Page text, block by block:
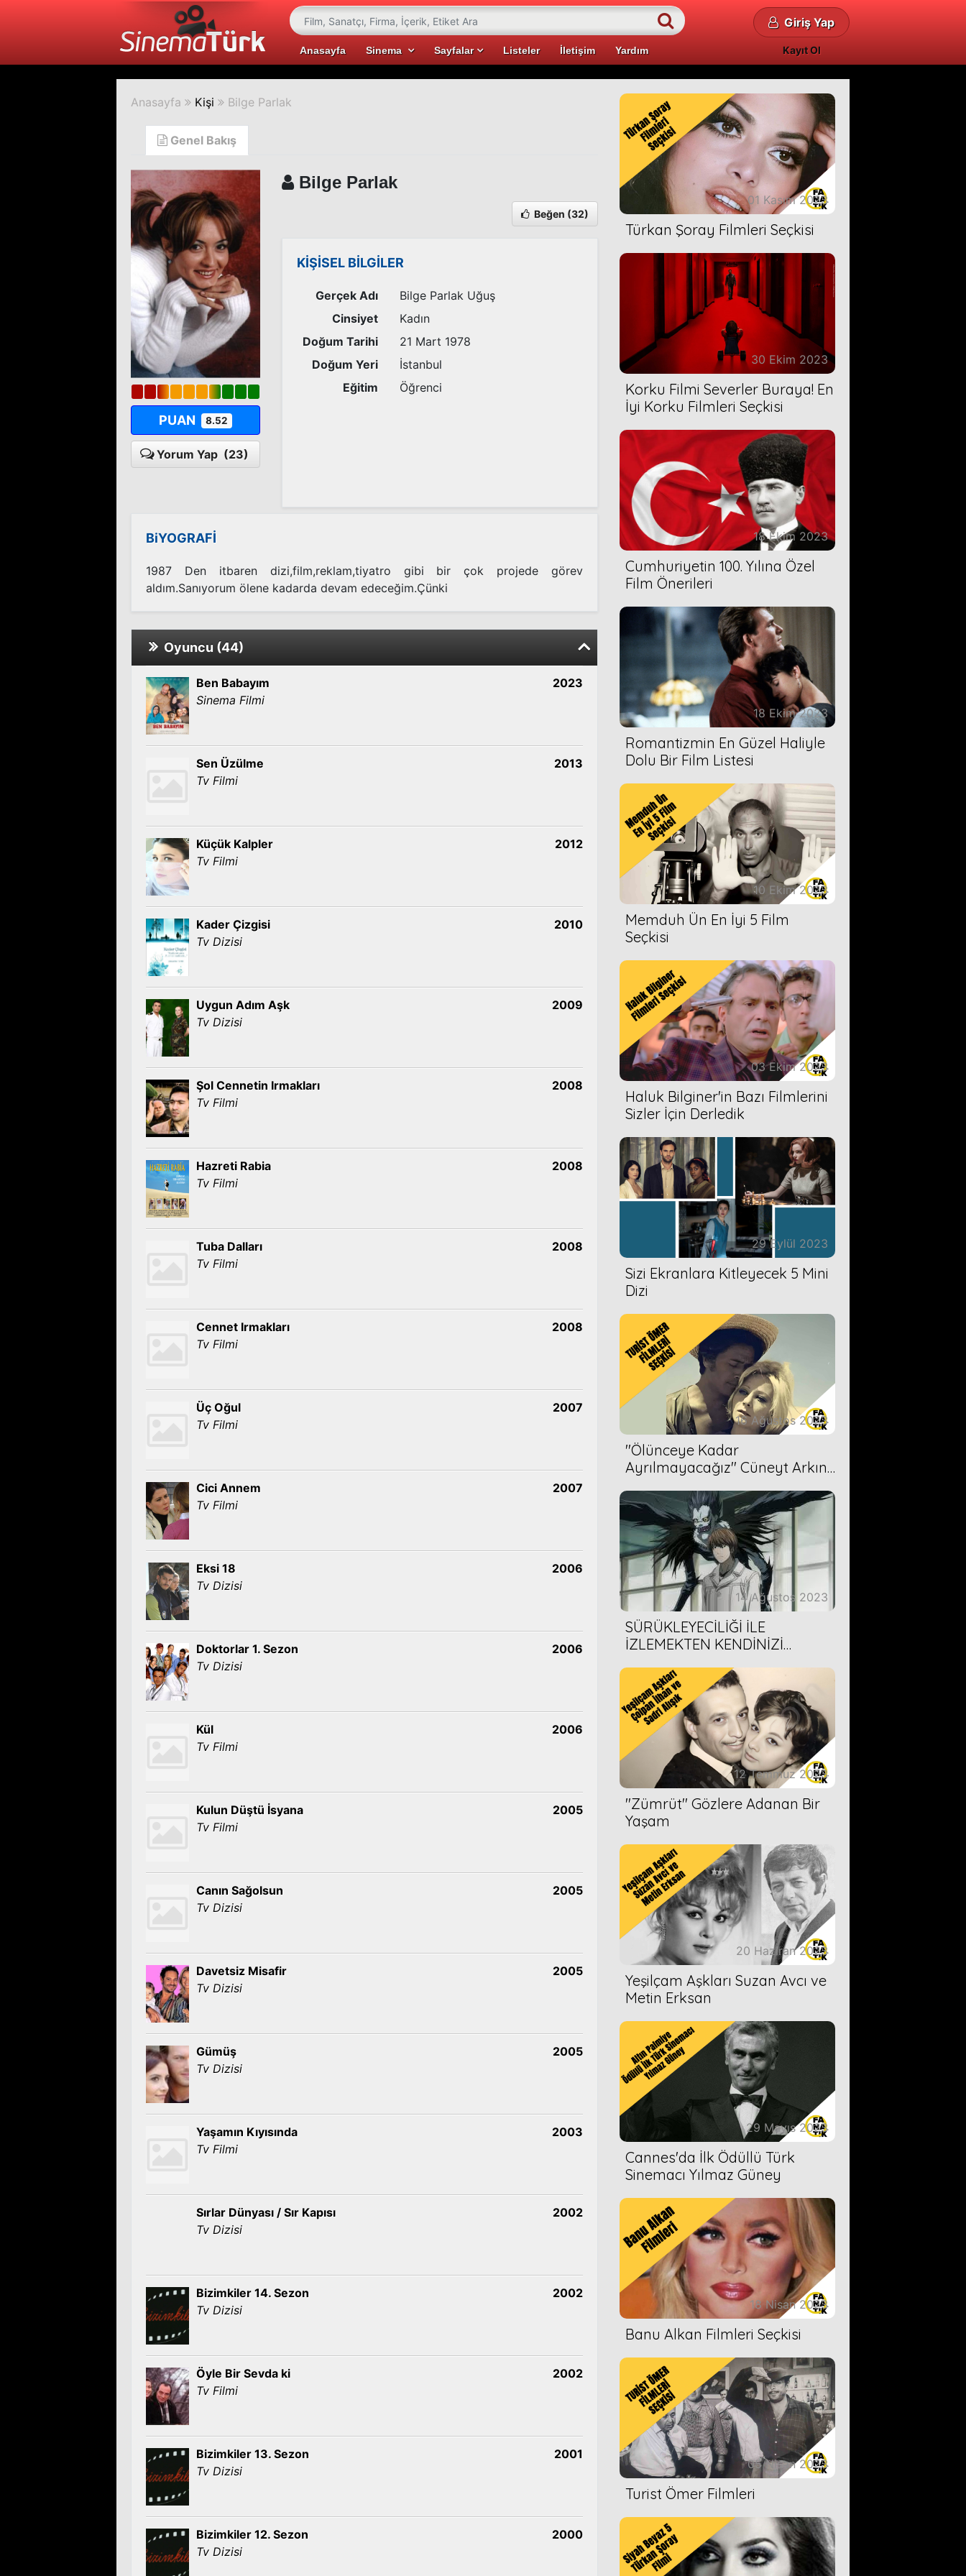
Anasayfa Sinema Sayfalar Listeler İletişim Yardım
Giriş Yap
Kayıt Ol
Anasayfa Kişi Bilge Parlak
Genel Bakış
PUAN 8.52
Yorum Yap (23)
Bilge Parlak
Beğen (32)
KİŞİSEL BİLGİLER
Gerçek Adı
Bilge Parlak Uğuş
Cinsiyet
Kadın
Doğum Tarihi
21 Mart 1978
Doğum Yeri
İstanbul
Eğitim
Öğrenci
BiYOGRAFİ
1987 Den itbaren dizi,film,reklam,tiyatro gibi bir çok projede görev
aldım.Sanıyorum ölene kadarda devam edeceğim.Çünki
Oyuncu (44)
Ben Babayım
Sinema Filmi
2023
Sen Üzülme
Tv Filmi
2013
Küçük Kalpler
Tv Filmi
2012
Kader Çizgisi
Tv Dizisi
2010
Uygun Adım Aşk
Tv Dizisi
2009
Şol Cennetin Irmakları
Tv Filmi
2008
Hazreti Rabia
Tv Filmi
2008
Tuba Dalları
Tv Filmi
2008
Cennet Irmakları
Tv Filmi
2008
Üç Oğul
Tv Filmi
2007
Cici Annem
Tv Filmi
2007
Eksi 18
Tv Dizisi
2006
Doktorlar 1. Sezon
Tv Dizisi
2006
Kül
Tv Filmi
2006
Kulun Düştü İsyana
Tv Filmi
2005
Canın Sağolsun
Tv Dizisi
2005
Davetsiz Misafir
Tv Dizisi
2005
Gümüş
Tv Dizisi
2005
Yaşamın Kıyısında
Tv Filmi
2003
Sırlar Dünyası / Sır Kapısı
Tv Dizisi
2002
Bizimkiler 14. Sezon
Tv Dizisi
2002
Öyle Bir Sevda ki
Tv Filmi
2002
Bizimkiler 13. Sezon
Tv Dizisi
2001
Bizimkiler 12. Sezon
Tv Dizisi
2000
01 Kasım 2023
Türkan Şoray Filmleri Seçkisi
30 Ekim 2023
Korku Filmi Severler Buraya! En
İyi Korku Filmleri Seçkisi
18 Ekim 2023
Cumhuriyetin 100. Yılına Özel
Film Önerileri
18 Ekim 2023
Romantizmin En Güzel Haliyle
Dolu Bir Film Listesi
10 Ekim 2023
Memduh Ün En İyi 5 Film
Seçkisi
03 Ekim 2023
Haluk Bilginer'in Bazı Filmlerini
Sizler İçin Derledik
29 Eylül 2023
Sizi Ekranlara Kitleyecek 5 Mini
Dizi
16 Ağustos 2023
''Ölünceye Kadar
Ayrılmayacağız'' Cüneyt Arkın-
14 Ağustos 2023
SÜRÜKLEYECİLİĞİ İLE
İZLEMEKTEN KENDİNİZİ
ÖNERİMİZ
12 Temmuz 2023
''Zümrüt'' Gözlere Adanan Bir
Yaşam
20 Haziran 2023
Yeşilçam Aşkları Suzan Avcı ve
Metin Erksan
29 Mayıs 2023
Cannes'da İlk Ödüllü Türk
Sinemacı Yılmaz Güney
18 Nisan 2023
Banu Alkan Filmleri Seçkisi
05 Nisan 2023
Turist Ömer Filmleri